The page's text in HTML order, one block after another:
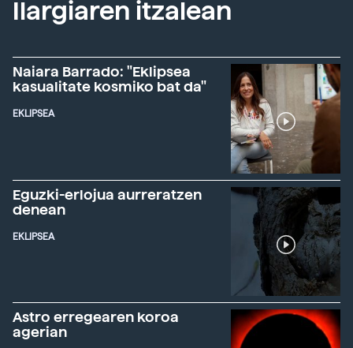
Ilargiaren itzalean
Naiara Barrado: "Eklipsea
kasualitate kosmiko bat da"
EKLIPSEA
Eguzki-erlojua aurreratzen
denean
EKLIPSEA
Astro erregearen koroa
agerian